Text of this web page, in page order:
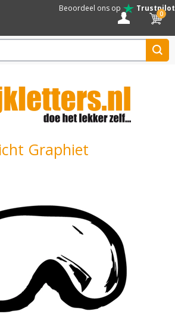
Beoordeel ons op Trustpilot
0
Graphiet